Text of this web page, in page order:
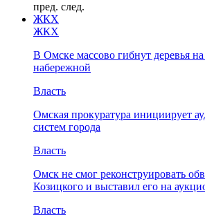
пред. след.
ЖКХ
ЖКХ
В Омске массово гибнут деревья
набережной
Власть
Омская прокуратура инициирует
систем города
Власть
Омск не смог реконструировать
Козицкого и выставил его на
Власть